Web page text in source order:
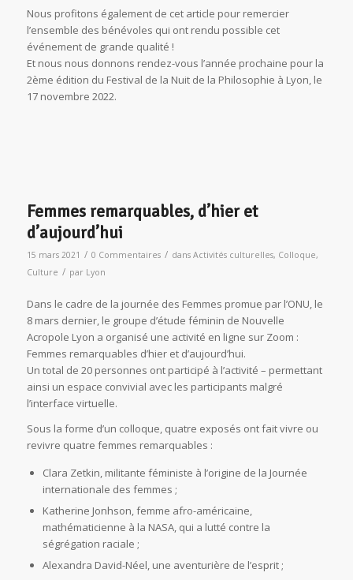
Nous profitons également de cet article pour remercier
l’ensemble des bénévoles qui ont rendu possible cet
événement de grande qualité !
Et nous nous donnons rendez-vous l’année prochaine pour la
2ème édition du Festival de la Nuit de la Philosophie à Lyon, le
17 novembre 2022.
Femmes remarquables, d’hier et
d’aujourd’hui
15 mars 2021 / 0 Commentaires / dans Activités culturelles, Colloque,
Culture / par Lyon
Dans le cadre de la journée des Femmes promue par l’ONU, le
8 mars dernier, le groupe d’étude féminin de Nouvelle
Acropole Lyon a organisé une activité en ligne sur Zoom :
Femmes remarquables d’hier et d’aujourd’hui.
Un total de 20 personnes ont participé à l’activité – permettant
ainsi un espace convivial avec les participants malgré
l’interface virtuelle.
Sous la forme d’un colloque, quatre exposés ont fait vivre ou
revivre quatre femmes remarquables :
Clara Zetkin, militante féministe à l’origine de la Journée
internationale des femmes ;
Katherine Jonhson, femme afro-américaine,
mathématicienne à la NASA, qui a lutté contre la
ségrégation raciale ;
Alexandra David-Néel, une aventurière de l’esprit ;